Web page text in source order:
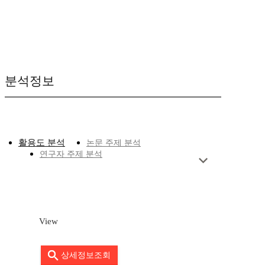
분석정보
활용도 분석
논문 주제 분석
연구자 주제 분석
View
상세정보조회